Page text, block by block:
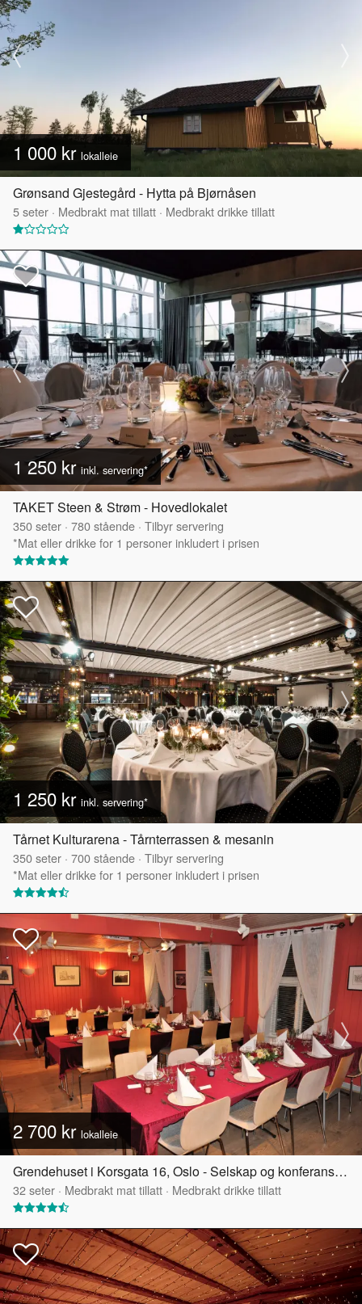
1 000 kr lokalleie
Grønsand Gjestegård - Hytta på Bjørnåsen
5seter · Medbrakt mat tillatt · Medbrakt drikke tillatt
1 250 kr inkl. servering*
TAKET Steen & Strøm - Hovedlokalet
350seter · 780stående · Tilbyr servering
*Mat eller drikke for 1 personer inkludert i prisen
1 250 kr inkl. servering*
Tårnet Kulturarena - Tårnterrassen & mesanin
350seter · 700stående · Tilbyr servering
*Mat eller drikke for 1 personer inkludert i prisen
2 700 kr lokalleie
Grendehuset i Korsgata 16, Oslo - Selskap og konferanselokale
32seter · Medbrakt mat tillatt · Medbrakt drikke tillatt